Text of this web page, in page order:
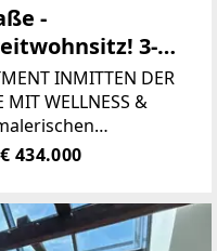
-
3-
Dachterrasse
INMITTEN DER
MIT WELLNESS &
präsentiert sich
Apartment als
€ 434.000